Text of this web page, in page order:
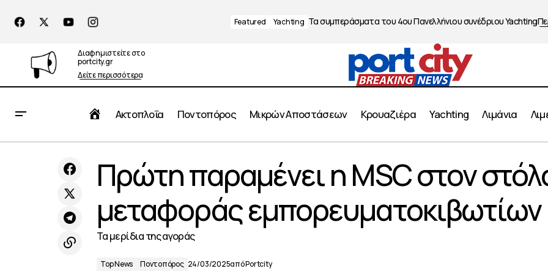
Featured Yachting Τα συμπεράσματα του 4ου Πανελλήνιου συνέδριου Yachting
Διαφημιστείτε στο
portcity.gr
Δείτε περισσότερα
Αρχική
Ακτοπλοΐα Ποντοπόρος Μικρών Αποστάσεων Κρουαζιέρα Yachting Λιμάνια
UNICEF για τη μεταφορά βασικής
βοήθειας για τα ευάλωτα παιδιά
Ποντοπόρος
εμπορευματοκιβωτίων
Πρώτη παραμένει η MSC στον
μεταφοράς εμπορευματοκιβωτίων
Τα μερίδια της αγοράς
Top News Ποντοπόρος 24/03/2025απόPortcity